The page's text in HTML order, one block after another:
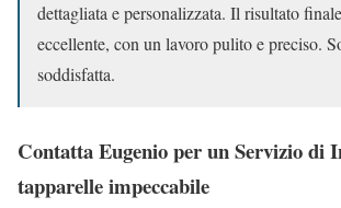
dettagliata e personalizzata. Il risultato
eccellente, con un lavoro pulito e preciso.
soddisfatta.
Contatta Eugenio per un Servizio di
tapparelle impeccabile